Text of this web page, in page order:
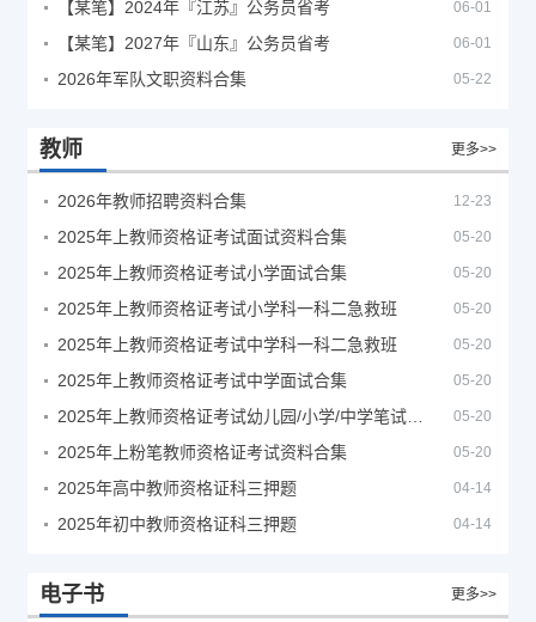
【某笔】2024年『江苏』公务员省考 06-01
【某笔】2027年『山东』公务员省考 06-01
2026年军队文职资料合集 05-22
教师 更多>>
2026年教师招聘资料合集 12-23
2025年上教师资格证考试面试资料合集 05-20
2025年上教师资格证考试小学面试合集 05-20
2025年上教师资格证考试小学科一科二急救班 05-20
2025年上教师资格证考试中学科一科二急救班 05-20
2025年上教师资格证考试中学面试合集 05-20
05-20
2025年上粉笔教师资格证考试资料合集 05-20
2025年高中教师资格证科三押题 04-14
2025年初中教师资格证科三押题 04-14
电子书 更多>>